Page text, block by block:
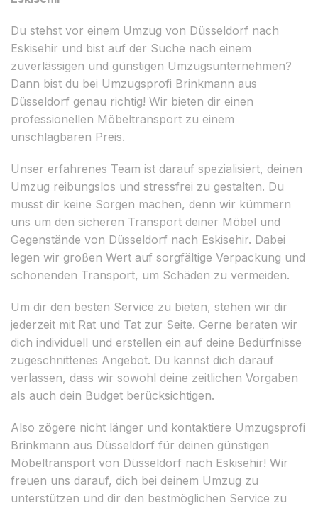
Du stehst vor einem Umzug von Düsseldorf nach
Eskisehir und bist auf der Suche nach einem
zuverlässigen und günstigen Umzugsunternehmen?
Dann bist du bei Umzugsprofi Brinkmann aus
Düsseldorf genau richtig! Wir bieten dir einen
professionellen Möbeltransport zu einem
unschlagbaren Preis.
Unser erfahrenes Team ist darauf spezialisiert, deinen
Umzug reibungslos und stressfrei zu gestalten. Du
musst dir keine Sorgen machen, denn wir kümmern
uns um den sicheren Transport deiner Möbel und
Gegenstände von Düsseldorf nach Eskisehir. Dabei
legen wir großen Wert auf sorgfältige Verpackung und
schonenden Transport, um Schäden zu vermeiden.
Um dir den besten Service zu bieten, stehen wir dir
jederzeit mit Rat und Tat zur Seite. Gerne beraten wir
dich individuell und erstellen ein auf deine Bedürfnisse
zugeschnittenes Angebot. Du kannst dich darauf
verlassen, dass wir sowohl deine zeitlichen Vorgaben
als auch dein Budget berücksichtigen.
Also zögere nicht länger und kontaktiere Umzugsprofi
Brinkmann aus Düsseldorf für deinen günstigen
Möbeltransport von Düsseldorf nach Eskisehir! Wir
freuen uns darauf, dich bei deinem Umzug zu
unterstützen und dir den bestmöglichen Service zu